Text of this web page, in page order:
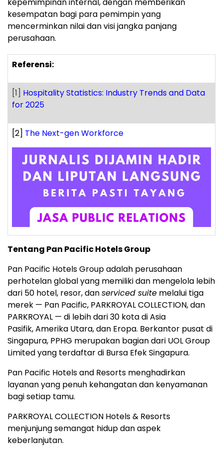
kesempatan bagi para pemimpin yang
mencerminkan nilai dan visi jangka panjang
perusahaan.
Referensi:
[1] Hospitality Statistics: Industry Trends and Data
for 2025
[2] The Next-gen Workforce
Tentang Pan Pacific Hotels Group
Pan Pacific Hotels Group adalah perusahaan
perhotelan global yang memiliki dan mengelola lebih
dari 50 hotel, resor, danserviced suite melalui tiga
merek — Pan Pacific, PARKROYAL COLLECTION, dan
PARKROYAL — di lebih dari 30 kota di Asia
Pasifik, Amerika Utara, dan Eropa. Berkantor pusat di
Singapura, PPHG merupakan bagian dari UOL Group
Limited yang terdaftar di Bursa Efek Singapura.
Pan Pacific Hotels and Resorts menghadirkan
layanan yang penuh kehangatan dan kenyamanan
bagi setiap tamu.
PARKROYAL COLLECTION Hotels & Resorts
menjunjung semangat hidup dan aspek
keberlanjutan.